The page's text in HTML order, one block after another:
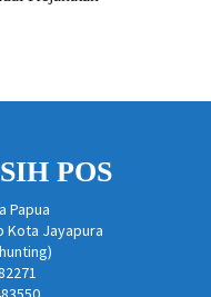
POS
Papua
Kota Jayapura